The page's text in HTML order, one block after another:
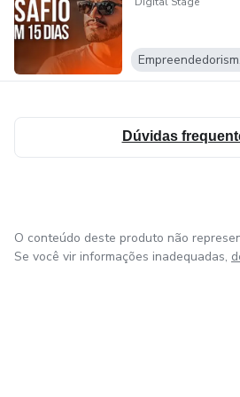
Dúvidas
O conteúdo deste produto não
Se você vir informações inadequadas,